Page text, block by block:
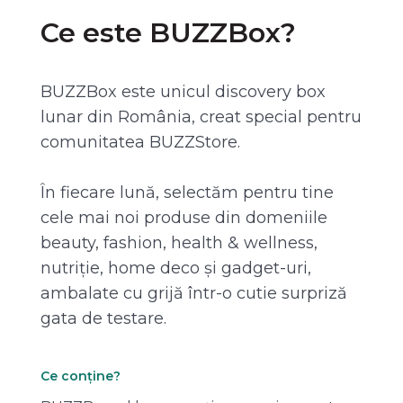
Ce este BUZZBox?
BUZZBox este unicul discovery box
lunar din România, creat special pentru
comunitatea BUZZStore.
În fiecare lună, selectăm pentru tine
cele mai noi produse din domeniile
beauty, fashion, health & wellness,
nutriție, home deco și gadget-uri,
ambalate cu grijă într-o cutie surpriză
gata de testare.
Ce conține?